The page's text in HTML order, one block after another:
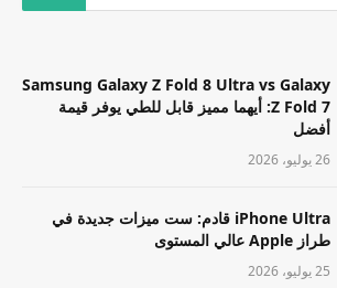
Samsung Galaxy Z Fold 8 Ultra vs Galaxy
Z Fold 7: أيهما مميز قابل للطي يوفر قيمة
أفضل
26 يوليو، 2026
iPhone Ultra قادم: ست ميزات جديدة في
طراز Apple عالي المستوى
25 يوليو، 2026